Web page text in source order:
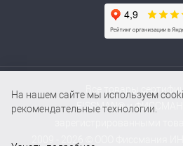
Все товары
FISSMAN® и
2009 - 2026 © ООО Фиссмания
На нашем сайте мы используем
рекомендательные технологии.